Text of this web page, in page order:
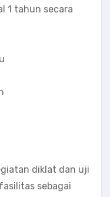
1 tahun secara
diklat dan uji
sebagai